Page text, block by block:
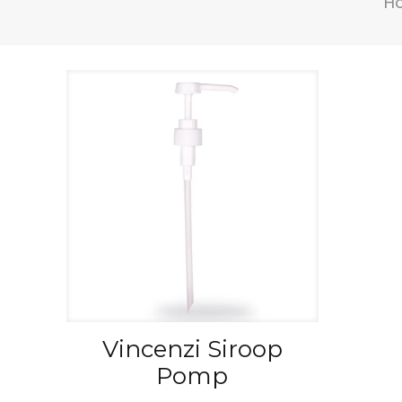
Vincenzi Siroop
Pomp